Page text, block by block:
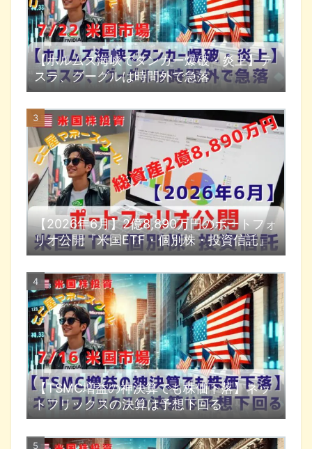
【ホルムズ海峡でタンカー爆破・炎上】テ
スラ、グーグルは時間外で急落
【2026年6月】2億8,890万円のポートフォ
リオ公開『米国ETF・個別株・投資信託』
【TSMC増益の神決算でも株価下落】ネッ
トフリックスの決算は予想下回る